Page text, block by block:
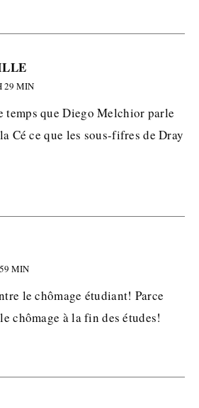
29 MIN
temps que Diego Melchior parle
Cé ce que les sous-fifres de Dray
MIN
le chômage étudiant! Parce
chômage à la fin des études!